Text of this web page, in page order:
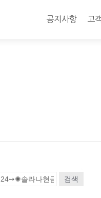
텐
공지사항 고
검색